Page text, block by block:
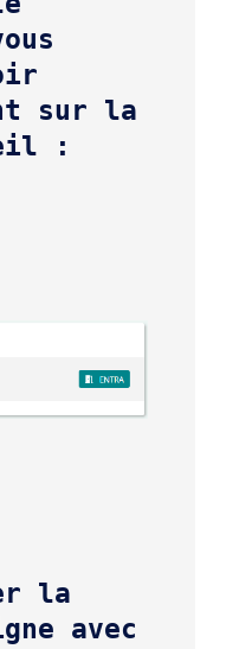
sur la
:
la
avec